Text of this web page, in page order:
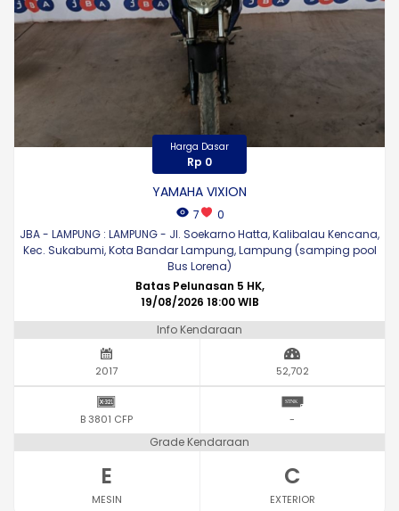
Harga Dasar
Rp 0
YAMAHA VIXION
7
0
JBA - LAMPUNG : LAMPUNG - Jl. Soekarno Hatta, Kalibalau Kencana,
Kec. Sukabumi, Kota Bandar Lampung, Lampung (samping pool
Bus Lorena)
Batas Pelunasan 5 HK,
19/08/2026 18:00 WIB
Info Kendaraan
2017 52,702
B 3801 CFP -
Grade Kendaraan
E
MESIN
C
EXTERIOR